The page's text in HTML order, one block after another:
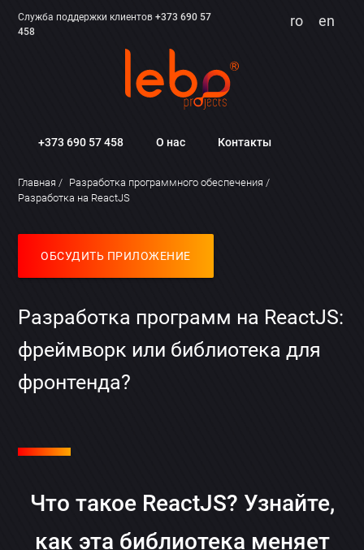
Служба поддержки клиентов+373 690 57
458
ro en
+373 690 57 458 О нас Контакты
Главная
Разработка программного обеспечения
Разработка на ReactJS
ОБСУДИТЬ ПРИЛОЖЕНИЕ
Разработка программ на ReactJS:
фреймворк или библиотека для
фронтенда?
Что такое ReactJS? Узнайте,
как эта библиотека меняет